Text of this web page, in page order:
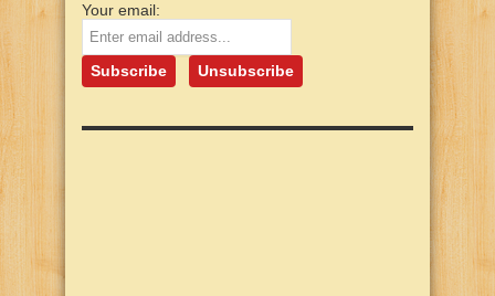
Your email: